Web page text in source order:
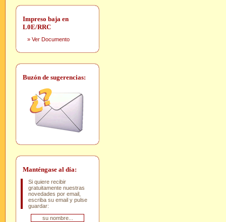
Impreso baja en
L0E/RRC
» Ver Documento
Buzón de sugerencias:
Manténgase al día:
Si quiere recibir
gratuitamente nuestras
novedades por email,
escriba su email y pulse
guardar: